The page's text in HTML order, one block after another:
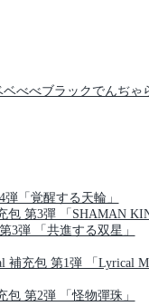
べべブラックでんぢ
「覚醒する天輪」
包 第3彈 「SHAMAN
3弾 「共進する双星」
補充包 第1弾 「Lyrical
包 第2弾 「怪物彈珠」